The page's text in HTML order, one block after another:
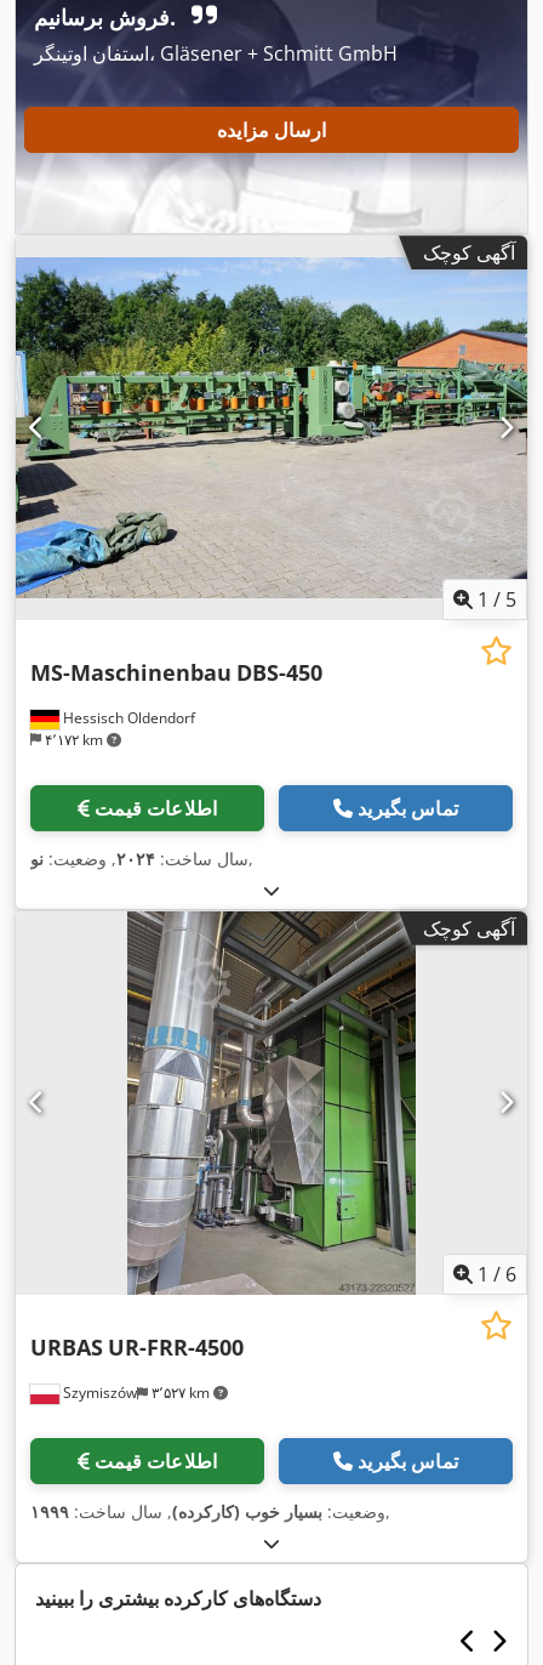
فروش برسانیم.
استفان اوتینگر، Gläsener + Schmitt GmbH
ارسال مزایده
آگهی کوچک
1 / 5
Hessisch Oldendorf
۴٬۱۷۲ km
MS-Maschinenbau DBS-450
اطلاعات قیمت تماس بگیرید
سال ساخت: ۲۰۲۴, وضعیت: نو ,
آگهی کوچک
1 / 6
Szymiszów ۳٬۵۲۷ km
URBAS UR-FRR-4500
اطلاعات قیمت تماس بگیرید
وضعیت: بسیار خوب (کارکرده), سال ساخت: ۱۹۹۹ ,
دستگاه‌های کارکرده بیشتری را ببینید